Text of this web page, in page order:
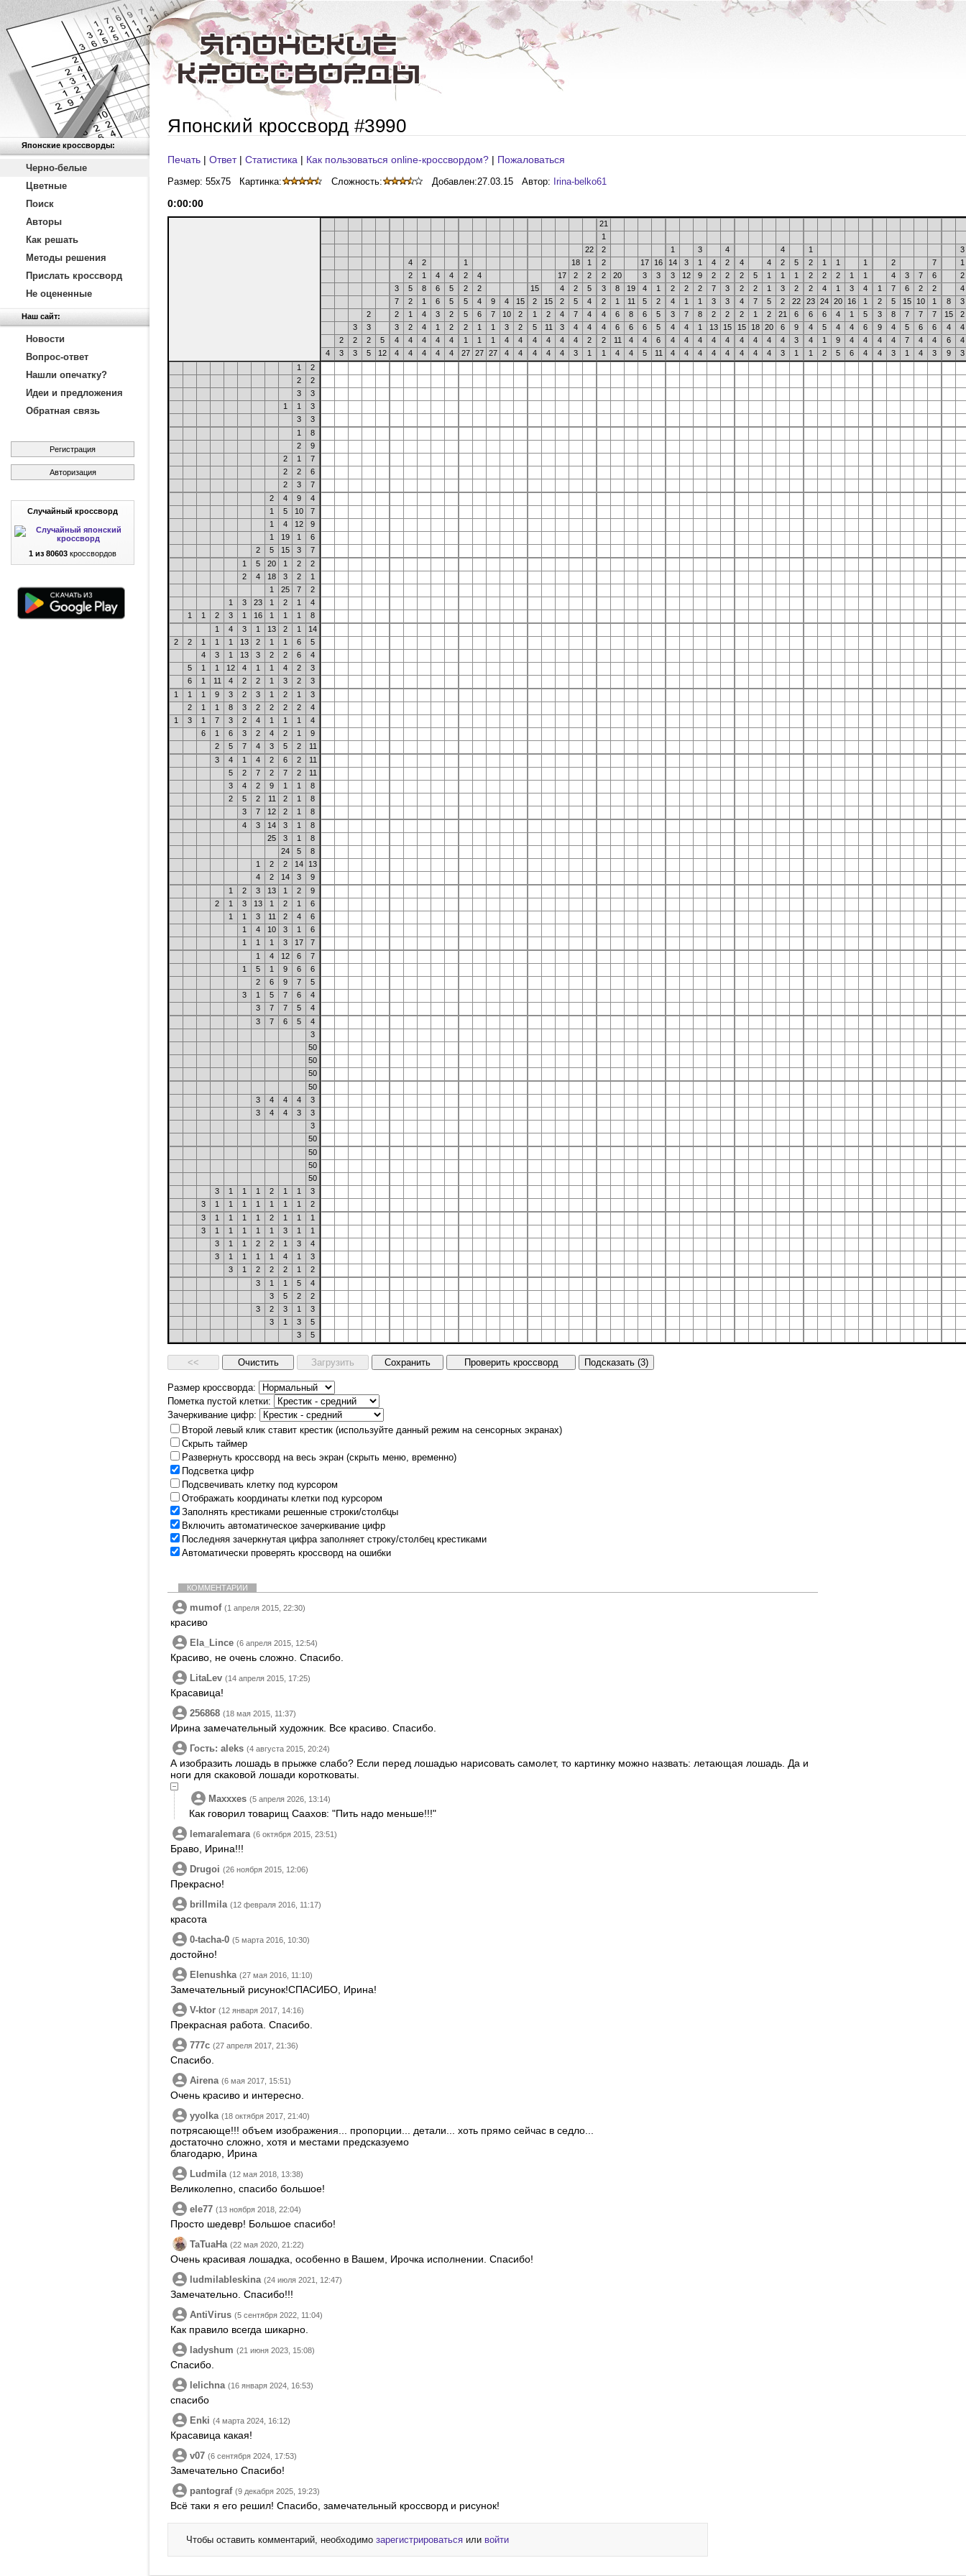
Японские кроссворды:
Черно-белые
Цветные
Поиск
Авторы
Как решать
Методы решения
Прислать кроссворд
Не оцененные
Наш сайт:
Новости
Вопрос-ответ
Нашли опечатку?
Идеи и предложения
Обратная связь
Регистрация
Авторизация
Случайный кроссворд
1 из 80603 кроссвордов
Японский кроссворд #3990
Печать | Ответ| Статистика | Как пользоваться online-кроссвордом? | Пожаловаться
Размер: 55x75 Картинка: Сложность: Добавлен:27.03.15 Автор: Irina-belko61
0:00:00
21
1
22
2 1 3 4 4 1
3
4
2 1 18 1 2 17 16 14 3 1 4 2 4 4 2 5 2 1 1 1 2 7
1
2
1 4 4 2 4 17 2 2 2 20 3 3 3 12 9 2 2 2 5 1 1 1 2 2 2 1 1 4 3 7 6
2
3
5 8 6 5 2 2 15 4 2 5 3 8 19 4 1 2 2 2 7 3 2 2 1 3 2 2 4 1 3 4 1 7 6 2 2
4
7
2 1 6 5 5 4 9 4 15 2 15 2 5 4 2 1 11 5 2 4 1 1 3 3 4 7 5 2 22 23 24 20 16 1 2 5 15 10 1 8
3
2
2 1 4 3 2 5 6 7 10 2 1 2 4 7 4 4 6 8 6 5 3 7 8 2 2 2 1 2 21 6 6 6 4 1 5 3 8 7 7 7 15
2
3
3 3 2 4 1 2 2 1 1 3 2 5 11 3 4 4 4 6 6 6 5 4 4 1 13 15 15 18 20 6 9 4 5 4 4 6 9 4 5 6 6 4
4
2
2 2 5 4 4 4 4 4 1 1 1 4 4 4 4 4 4 2 2 11 4 4 6 4 4 4 4 4 4 4 4 4 3 4 1 9 4 4 4 4 7 4 4 6
4
4
3 3 5 12 4 4 4 4 4 27 27 27 4 4 4 4 4 3 1 1 4 4 5 11 4 4 4 4 4 4 4 4 3 1 1 2 5 6 4 4 3 1 4 3 9
3
1
2
2
2
3
3
1
1
3
3
3
1
8
2
9
2
1
7
2
2
6
2
3
7
2
4 9
4
1
5 10
7
1
4 12
9
1
19 1
6
2
5 15 3
7
1
5 20 1 2
2
2
4 18 3 2
1
1
25 7
2
1
3 23 1 2 1
4
1
1 2 3 1 16 1 1 1
8
1
4 3 1 13 2 1
14
2
2 1 1 1 13 2 1 1 6
5
4
3 1 13 3 2 2 6
4
5
1 1 12 4 1 1 4 2
3
6
1 11 4 2 2 1 3 2
3
1
1 1 9 3 2 3 1 2 1
3
2
1 1 8 3 2 2 2 2
4
1
3 1 7 3 2 4 1 1 1
4
6
1 6 3 2 4 2 1
9
2
5 7 4 3 5 2
11
3
4 1 4 2 6 2
11
5
2 7 2 7 2
11
3
4 2 9 1 1
8
2
5 2 11 2 1
8
3
7 12 2 1
8
4
3 14 3 1
8
25
3 1
8
24
5
8
1
2 2 14
13
4
2 14 3
9
1
2 3 13 1 2
9
2
1 3 13 1 2 1
6
1
1 3 11 2 4
6
1
4 10 3 1
6
1
1 1 3 17
7
1
4 12 6
7
1
5 1 9 6
6
2
6 9 7
5
3
1 5 7 6
4
3
7 7 5
4
3
7 6 5
4
3
50
50
50
50
3
4 4 4
3
3
4 4 3
3
3
50
50
50
50
3
1 1 1 2 1 1
3
3
1 1 1 1 1 1 1
2
3
1 1 1 1 2 1 1
1
3
1 1 1 1 1 3 1
1
3
1 1 2 2 1 3
4
3
1 1 1 1 4 1
3
3
1 2 2 2 1
2
3
1 1 5
4
3
5 2
2
3
2 3 1
3
3
1 3
5
3
5
Размер кроссворда:
Пометка пустой клетки:
Зачеркивание цифр:
Второй левый клик ставит крестик (используйте данный режим на сенсорных экранах)
Скрыть таймер
Развернуть кроссворд на весь экран (скрыть меню, временно)
Подсветка цифр
Подсвечивать клетку под курсором
Отображать координаты клетки под курсором
Заполнять крестиками решенные строки/столбцы
Включить автоматическое зачеркивание цифр
Последняя зачеркнутая цифра заполняет строку/столбец крестиками
Автоматически проверять кроссворд на ошибки
КОММЕНТАРИИ
mumof (1 апреля 2015, 22:30)
красиво
Ela_Lince (6 апреля 2015, 12:54)
Красиво, не очень сложно. Спасибо.
LitaLev (14 апреля 2015, 17:25)
Красавица!
256868 (18 мая 2015, 11:37)
Ирина замечательный художник. Все красиво. Спасибо.
Гость: aleks (4 августа 2015, 20:24)
А изобразить лошадь в прыжке слабо? Если перед лошадью нарисовать самолет, то картинку можно назвать: летающая лошадь. Да и
ноги для скаковой лошади коротковаты.
Maxxxes (5 апреля 2026, 13:14)
Как говорил товарищ Саахов: "Пить надо меньше!!!"
lemaralemara (6 октября 2015, 23:51)
Браво, Ирина!!!
Drugoi (26 ноября 2015, 12:06)
Прекрасно!
brillmila (12 февраля 2016, 11:17)
красота
0-tacha-0 (5 марта 2016, 10:30)
достойно!
Elenushka (27 мая 2016, 11:10)
Замечательный рисунок!СПАСИБО, Ирина!
V-ktor (12 января 2017, 14:16)
Прекрасная работа. Спасибо.
777c (27 апреля 2017, 21:36)
Спасибо.
Airena (6 мая 2017, 15:51)
Очень красиво и интересно.
yyolka (18 октября 2017, 21:40)
потрясающе!!! объем изображения... пропорции... детали... хоть прямо сейчас в седло...
достаточно сложно, хотя и местами предсказуемо
благодарю, Ирина
Ludmila (12 мая 2018, 13:38)
Великолепно, спасибо большое!
ele77 (13 ноября 2018, 22:04)
Просто шедевр! Большое спасибо!
TaTuaHa (22 мая 2020, 21:22)
Очень красивая лошадка, особенно в Вашем, Ирочка исполнении. Спасибо!
ludmilableskina (24 июля 2021, 12:47)
Замечательно. Спасибо!!!
AntiVirus (5 сентября 2022, 11:04)
Как правило всегда шикарно.
ladyshum (21 июня 2023, 15:08)
Спасибо.
lelichna (16 января 2024, 16:53)
спасибо
Enki (4 марта 2024, 16:12)
Красавица какая!
v07 (6 сентября 2024, 17:53)
Замечательно Спасибо!
pantograf (9 декабря 2025, 19:23)
Всё таки я его решил! Спасибо, замечательный кроссворд и рисунок!
Чтобы оставить комментарий, необходимо зарегистрироваться или войти